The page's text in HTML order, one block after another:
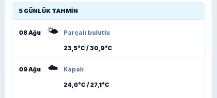
5 GÜNLÜK TAHMIN
08 Ağu 🌤️ Parçalı bulutlu
23,5°C / 30,9°C
09 Ağu ☁️ Kapalı
24,0°C / 27,1°C